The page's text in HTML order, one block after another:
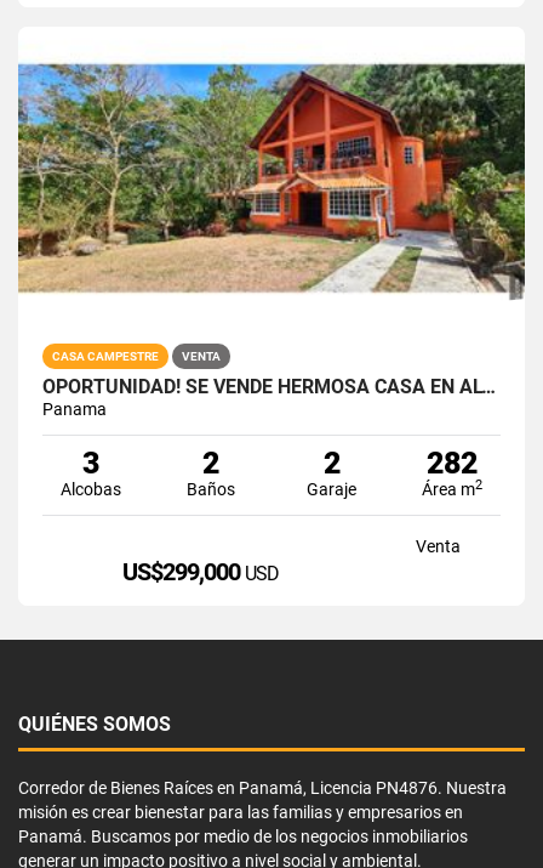
CASA CAMPESTRE VENTA
OPORTUNIDAD! SE VENDE HERMOSA CASA EN ALTOS DEL MARIA CON PISCINA
Panama
3
Alcobas
2
Baños
2
Garaje
282
Área m2
Venta
US$299,000 USD
QUIÉNES SOMOS
Corredor de Bienes Raíces en Panamá, Licencia PN4876. Nuestra
misión es crear bienestar para las familias y empresarios en
Panamá. Buscamos por medio de los negocios inmobiliarios
generar un impacto positivo a nivel social y ambiental.